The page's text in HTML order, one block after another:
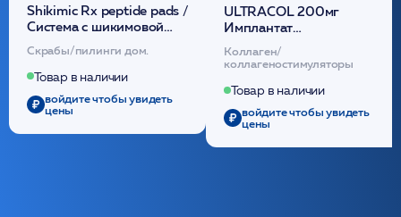
Shikimic Rx peptide pads /
Cистема с шикимовой
кислотой обновляющая
(30шт) /HP
Скрабы/пилинги дом.
Товар в наличии
войдите чтобы увидеть
цены
ULTRACOL 200мг
Имплантат
внутридермальный,
стерильный на основе
полидиоксанона
/ULTRACOL
Коллаген/
коллагеностимуляторы
Товар в наличии
войдите чтобы увидеть
цены